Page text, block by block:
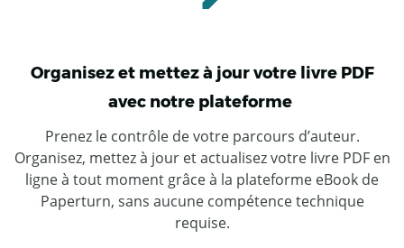
Organisez et mettez à jour votre livre PDF
avec notre plateforme
Prenez le contrôle de votre parcours d’auteur.
Organisez, mettez à jour et actualisez votre livre PDF en
ligne à tout moment grâce à la plateforme eBook de
Paperturn, sans aucune compétence technique
requise.